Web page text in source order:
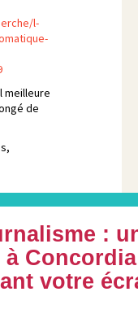
l-
meilleure
de
:
Concordia
votre